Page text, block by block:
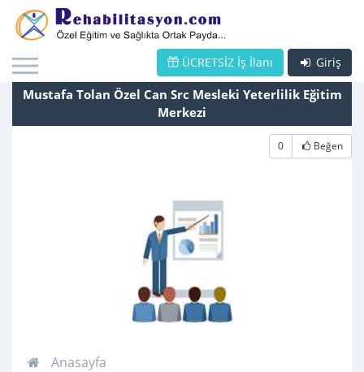
Giriş
ÜCRETSİZ İş İlanı
Mustafa Tolan Özel Can Src Mesleki Yeterlilik Eğitim
Merkezi
0 Beğen
Anasayfa